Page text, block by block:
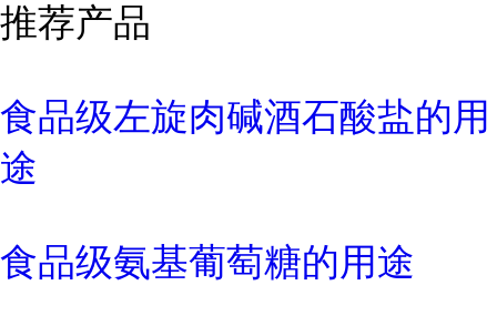
推荐产品
食品级左旋肉碱酒石酸盐的用
途
食品级氨基葡萄糖的用途